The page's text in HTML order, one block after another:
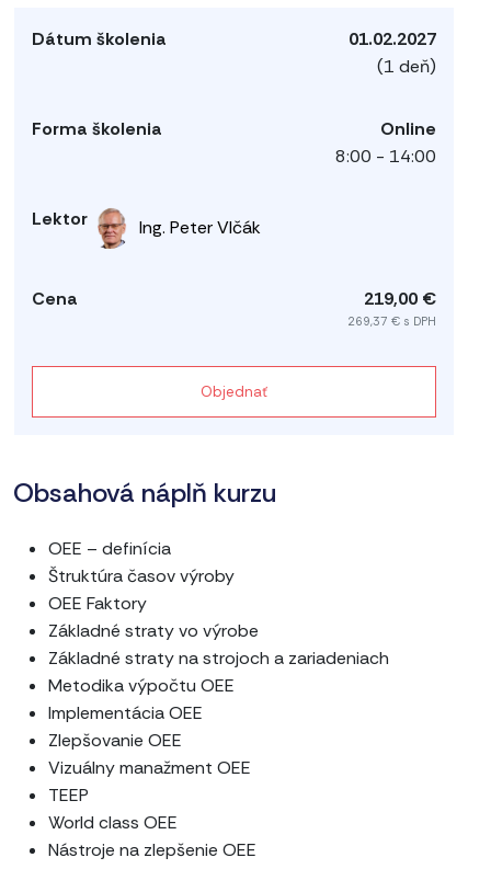
01.02.2027
(1 deň)
Online
8:00 - 14:00
Ing. Peter Vlčák
219,00 €
269,37 € s DPH
Objednať
Obsahová náplň kurzu
OEE – definícia
Štruktúra časov výroby
OEE Faktory
Základné straty vo výrobe
Základné straty na strojoch a zariadeniach
Metodika výpočtu OEE
Implementácia OEE
Zlepšovanie OEE
Vizuálny manažment OEE
TEEP
World class OEE
Nástroje na zlepšenie OEE